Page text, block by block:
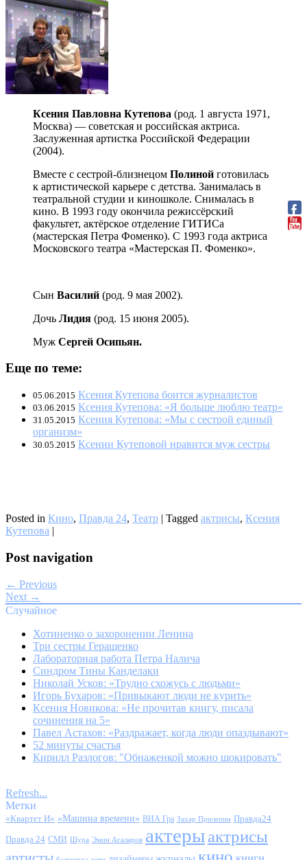
Ксения Павловна Кутепова (род. 1 августа 1971,
Москва) — советская и российская актриса.
Заслуженная артистка Российской Федерации
(2004).
Вместе с сестрой-близнецом Полиной готовилась
к артистической карьере с детства. Занималась в
театральной студии и киношколе. Снималась в
кино. В 1993 году окончила режиссёрский
факультет, актёрское отделение ГИТИСа
(мастерская Петра Фоменко). С 1993 года актриса
Московского театра «Мастерская П. Фоменко».
Сын Василий (род. 9 мая 2002).
Дочь Лидия (род. 15 июня 2005).
Муж Сергей Осипьян.
Еще по теме:
05.06.2015 Ксения Кутепова боится журналистов
03.06.2015 Ксения Кутепова: «Я больше люблю театр»
31.05.2015 Ксения Кутепова: «Мы с сестрой единый
организм»
30.05.2015 Ксении Кутеповой нравится муж сестры
Posted in Кино, Правда 24, Театр | Tagged актрисы, Ксения
Кутепова |
Post navigation
← Previous
Next →
Случайное
Хотиненко о захоронении Ленина
Три сестры Геращенко
Лабораторная работа Петра Налича
Синдром Тины Канделаки
Николай Усков: «Трудно схожусь с людьми»
Игорь Бухаров: «Привыкают люди не курить»
Ксения Новикова: «Не прочитав книгу, писала
сочинения на 5»
Павел Астахов: «Раздражает, когда люди опаздывают»
52 минуты счастья
Кирилл Разлогов: "Обнаженкой можно шокировать"
Refresh...
Метки
«Квартет И» «Машина времени» ВИА Гра Захар Прилепин Правда24
Правда 24 СМИ Шура Эмин Агаларов актерыактрисы
артисты кино